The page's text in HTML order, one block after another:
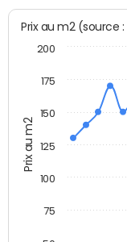
Prix au m2
Prix au m2 (source
75
100
125
150
175
200